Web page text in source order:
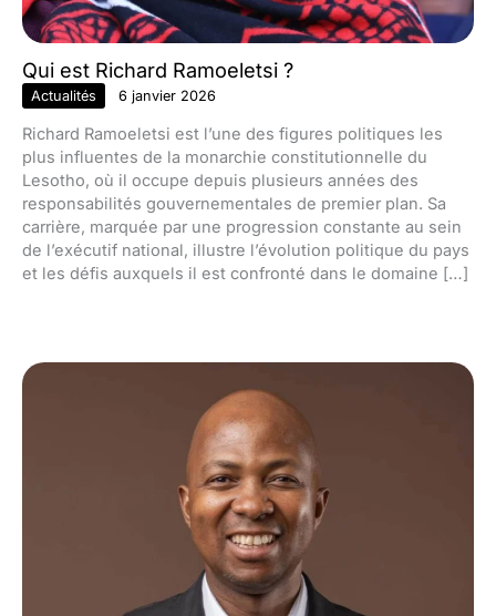
Qui est Richard Ramoeletsi ?
Actualités 6 janvier 2026
Richard Ramoeletsi est l’une des figures politiques les
plus influentes de la monarchie constitutionnelle du
Lesotho, où il occupe depuis plusieurs années des
responsabilités gouvernementales de premier plan. Sa
carrière, marquée par une progression constante au sein
de l’exécutif national, illustre l’évolution politique du pays
et les défis auxquels il est confronté dans le domaine […]